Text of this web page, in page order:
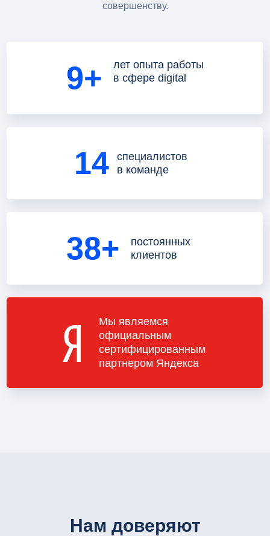
9+
совершенству.
14
специалистов
в команде
38+
постоянных
клиентов
лет опыта работы
в сфере digital
Мы являемся
официальным
сертифицированным
партнером Яндекса
Нам доверяют